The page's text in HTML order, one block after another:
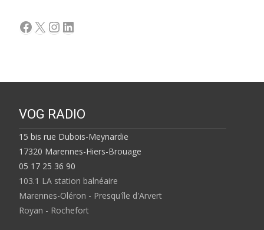
Facebook
X Instagram
LinkedIn
VOG RADIO
15 bis rue Dubois-Meynardie
17320 Marennes-Hiers-Brouage
05 17 25 36 90
103.1 LA station balnéaire
Marennes-Oléron - Presqu'île d'Arvert
Royan - Rochefort